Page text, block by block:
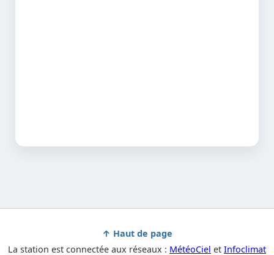
↑ Haut de page
La station est connectée aux réseaux : MétéoCiel et Infoclimat